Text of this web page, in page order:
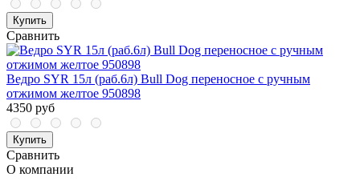
Купить
Сравнить
Ведро SYR 15л (раб.6л) Bull Dog переносное с ручным
отжимом желтое 950898
4350 руб
Купить
Сравнить
О компании